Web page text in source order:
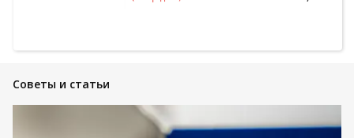
Советы и статьи